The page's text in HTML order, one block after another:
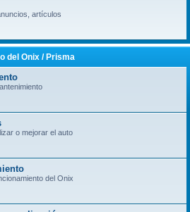
artículos
del Onix / Prisma
o mejorar el auto
del Onix